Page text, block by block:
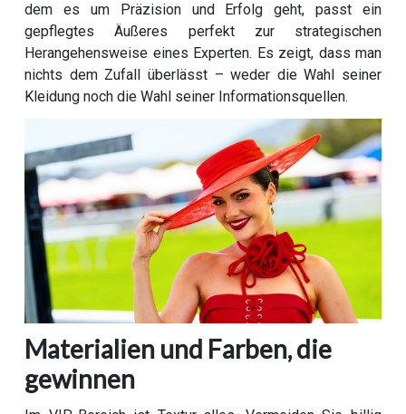
dem es um Präzision und Erfolg geht, passt ein
gepflegtes Äußeres perfekt zur strategischen
Herangehensweise eines Experten. Es zeigt, dass man
nichts dem Zufall überlässt – weder die Wahl seiner
Kleidung noch die Wahl seiner Informationsquellen.
Materialien und Farben, die
gewinnen